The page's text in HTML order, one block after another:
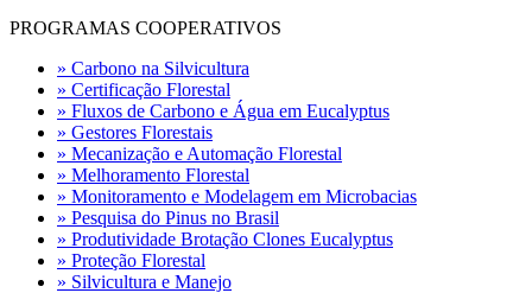
PROGRAMAS COOPERATIVOS
» Carbono na Silvicultura
» Certificação Florestal
» Fluxos de Carbono e Água em Eucalyptus
» Gestores Florestais
» Mecanização e Automação Florestal
» Melhoramento Florestal
» Monitoramento e Modelagem em Microbacias
» Pesquisa do Pinus no Brasil
» Produtividade Brotação Clones Eucalyptus
» Proteção Florestal
» Silvicultura e Manejo